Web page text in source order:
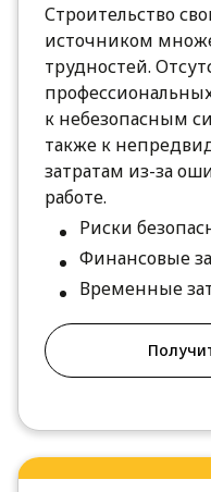
Строительство
источником
трудностей.
к небезопасным
также к
затратам из-за
работе.
Риски
Финансовые
Временные